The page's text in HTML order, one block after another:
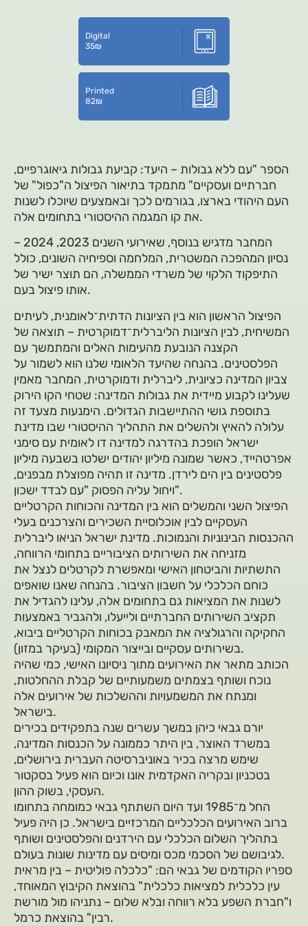
Digital
35₪
Printed
82₪
הספר "עם ללא גבולות – היעד: קביעת גבולות גיאוגרפיים,
חברתיים ועסקיים" מתמקד בתיאור הפיצול ה"כפול" של
העם היהודי בארצו, בגורמים לכך ובאמצעים שיוכלו לשנות
את קו המגמה ההיסטורי בתחומים אלה.
המחבר מדגיש בנוסף, שאירועי השנים 2023, 2024 –
נסיון המהפכה המשטרית, המלחמה וספיחיה השונים, כולל
התיפקוד הלקוי של משרדי הממשלה, הם תוצר ישיר של
אותו פיצול בעם.
הפיצול הראשון הוא בין הציונות הדתית־לאומנית, לעיתים
המשיחית, לבין הציונות הליברלית־דמוקרטית – תוצאה של
הקצנה הנובעת מהעימות האלים והמתמשך עם
הפלסטינים. בהנחה שהיעד הלאומי שלנו הוא לשמור על
צביון המדינה כציונית, ליברלית ודמוקרטית, המחבר מאמין
שעלינו לקבוע מיידית את גבולות המדינה: שטחי הקו הירוק
בתוספת גושי ההתיישבות הגדולים. הימנעות מצעד זה
עלולה להאיץ ולהשלים את התהליך ההיסטורי שבו מדינת
ישראל הופכת בהדרגה למדינה דו לאומית עם סימני
אפרטהייד, כאשר שמונה מיליון יהודים ישלטו בשבעה מיליון
פלסטינים בין הים לירדן. מדינה זו תהיה מפוצלת מבפנים,
ויחול עליה הפסוק "עם לבדד ישכון".
הפיצול השני והמשלים הוא בין המדינה והכוחות הקרטליים
העסקיים לבין אוכלוסיית השכירים והצרכנים בעלי
ההכנסות הבינוניות והנמוכות. מדינת ישראל הניאו ליברלית
מזניחה את השירותים הציבוריים בתחומי הרווחה,
התשתיות והביטחון האישי ומאפשרת לקרטלים לנצל את
כוחם הכלכלי על חשבון הציבור. בהנחה שאנו שואפים
לשנות את המציאות גם בתחומים אלה, עלינו להגדיל את
תקציב השירותים החברתיים ולייעלו, ולהגביר באמצעות
החקיקה והרגולציה את המאבק בכוחות הקרטליים ביבוא,
בשירותים עסקיים ובייצור המקומי (בעיקר במזון).
הכותב מתאר את האירועים מתוך ניסיונו האישי, כמי שהיה
נוכח ושותף בצמתים משמעותיים של קבלת ההחלטות,
ומנתח את המשמעויות וההשלכות של אירועים אלה
בישראל.
יורם גבאי כיהן במשך עשרים שנה בתפקידים בכירים
במשרד האוצר, בין היתר כממונה על הכנסות המדינה,
שימש מרצה בכיר באוניברסיטה העברית בירושלים,
בטכניון ובקריה האקדמית אונו וכיום הוא פעיל בסקטור
העסקי, בשוק ההון.
החל מ־1985 ועד היום השתתף גבאי כמומחה בתחומו
ברוב האירועים הכלכליים המרכזיים בישראל. כן היה פעיל
בתהליך השלום הכלכלי עם הירדנים והפלסטינים ושותף
לגיבושם של הסכמי מכס ומיסים עם מדינות שונות בעולם.
ספריו הקודמים של גבאי הם: "כלכלה פוליטית – בין מראית
עין כלכלית למציאות כלכלית" בהוצאת הקיבוץ המאוחד,
ו"חברת השפע בלא רווחה ובלא שלום – נתניהו מול מורשת
רבין" בהוצאת כרמל.